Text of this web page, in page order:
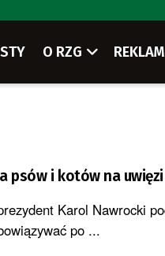
O RZG
psów i kotów na uwięzi
Karol Nawrocki
po ...